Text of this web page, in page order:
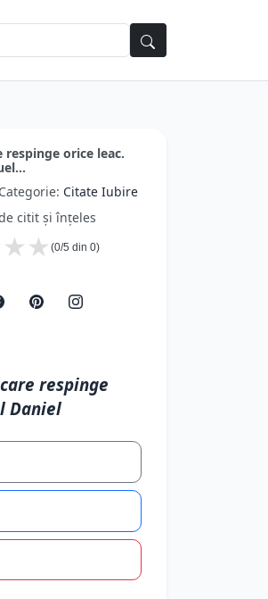
respinge orice leac.
Citate Iubire
citit și înțeles
★
★ (0/5 din 0)
respinge
Daniel